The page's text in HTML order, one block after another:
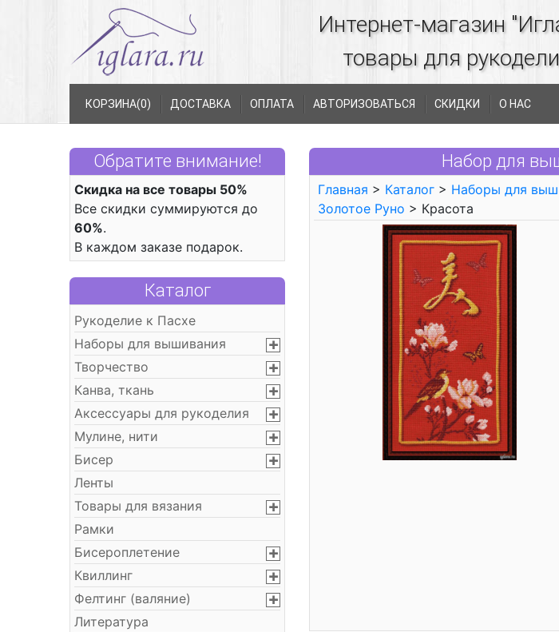
Интернет-магазин
товары для
КОРЗИНА(0) ДОСТАВКА ОПЛАТА АВТОРИЗОВАТЬСЯ СКИДКИ О НАС
Обратите внимание!
Скидка на все товары 50%
Все скидки суммируются до
60%.
В каждом заказе подарок.
Каталог
Рукоделие к Пасхе
Наборы для вышивания
Творчество
Канва, ткань
Аксессуары для рукоделия
Мулине, нити
Бисер
Ленты
Товары для вязания
Рамки
Бисероплетение
Квиллинг
Фелтинг (валяние)
Литература
Набор для
Главная > Каталог > Наборы для
Золотое Руно > Красота